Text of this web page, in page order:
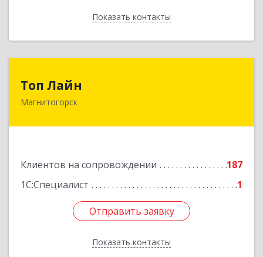
Показать контакты
Назад
Топ Лайн
Магнитогорск
Клиентов на сопровождении
187
1С:Специалист
1
Отправить заявку
Показать контакты
454000, Челябинская обл, Магнитогорск г,
Отправить заявку
Назад